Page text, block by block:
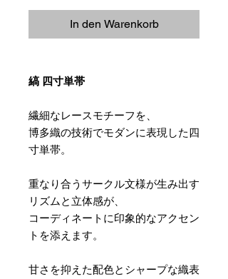
In den Warenkorb
縞 四寸単帯
繊細なレースモチーフを、
博多織の技術でモダンに表現した四
寸単帯。
重なり合うサークル文様が生み出す
リズムと立体感が、
コーディネートに印象的なアクセン
トを添えます。
甘さを抑えた配色とシャープな織表